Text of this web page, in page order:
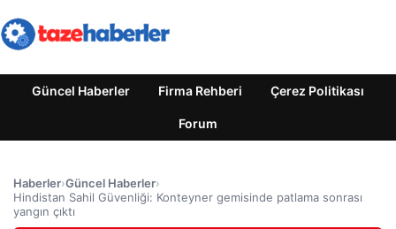
Güncel Haberler Firma Rehberi Çerez Politikası
Forum
Haberler›Güncel Haberler›
Hindistan Sahil Güvenliği: Konteyner gemisinde patlama sonrası
yangın çıktı